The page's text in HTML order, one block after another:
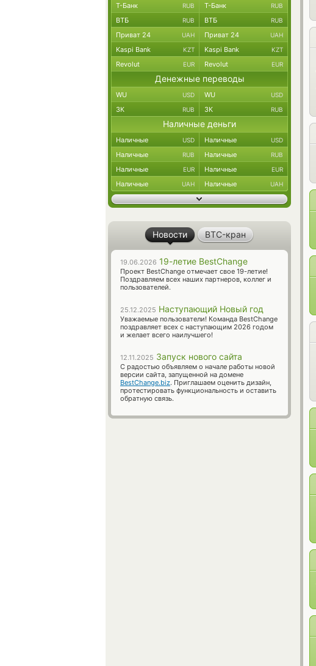
Т-Банк RUB Т-Банк RUB
ВТБ RUB ВТБ RUB
Приват 24 UAH Приват 24 UAH
Kaspi Bank KZT Kaspi Bank KZT
Revolut EUR Revolut EUR
Денежные переводы
WU USD WU USD
ЗК RUB ЗК RUB
Наличные деньги
Наличные USD Наличные USD
Наличные RUB Наличные RUB
Наличные EUR Наличные EUR
Наличные UAH Наличные UAH
Новости BTC-кран
19.06.2026 19-летие BestChange
Проект BestChange отмечает свое 19-летие!
Поздравляем всех наших партнеров, коллег и
пользователей.
25.12.2025 Наступающий Новый год
Уважаемые пользователи! Команда BestChange
поздравляет всех с наступающим 2026 годом
и желает всего наилучшего!
12.11.2025 Запуск нового сайта
С радостью объявляем о начале работы новой
версии сайта, запущенной на домене
BestChange.biz. Приглашаем оценить дизайн,
протестировать функциональность и оставить
обратную связь.